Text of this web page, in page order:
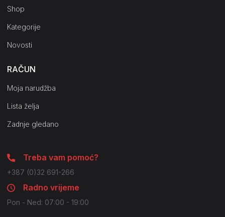
Shop
Kategorije
Novosti
RAČUN
Moja narudžba
Lista želja
Zadnje gledano
Treba vam pomoć?
+387 (0)32 691-266
Radno vrijeme
Pon - Ned: 07:00 - 19:00